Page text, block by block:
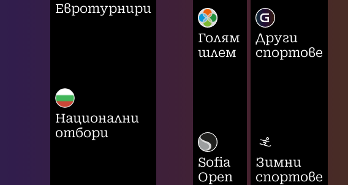
Евротурнири
Национални
отбори
Голям
шлем
Sofia
Open
Други
спортове
Зимни
спортове